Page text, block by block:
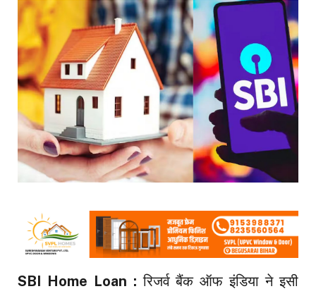
SBI Home Loan :रिजर्व बैंक ऑफ इंडिया ने इसी